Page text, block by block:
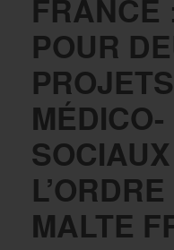
FRANCE
POUR
PROJETS
MÉDICO-
MALTE